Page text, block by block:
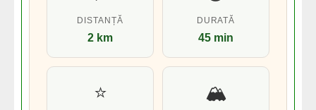
DISTANȚĂ
2 km
DURATĂ
45 min
⭐ 🏔️